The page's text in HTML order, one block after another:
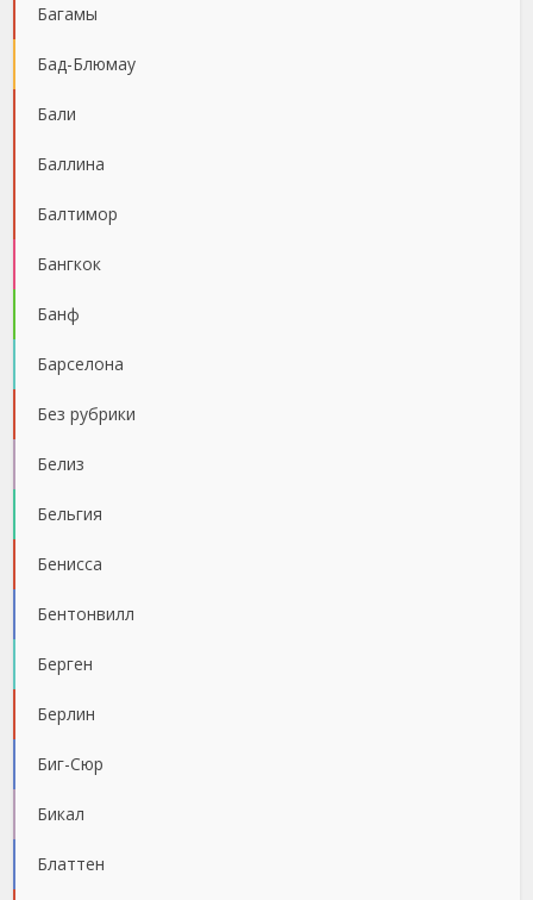
Багамы
Бад-Блюмау
Бали
Баллина
Балтимор
Бангкок
Банф
Барселона
Без рубрики
Белиз
Бельгия
Бенисса
Бентонвилл
Берген
Берлин
Биг-Сюр
Бикал
Блаттен